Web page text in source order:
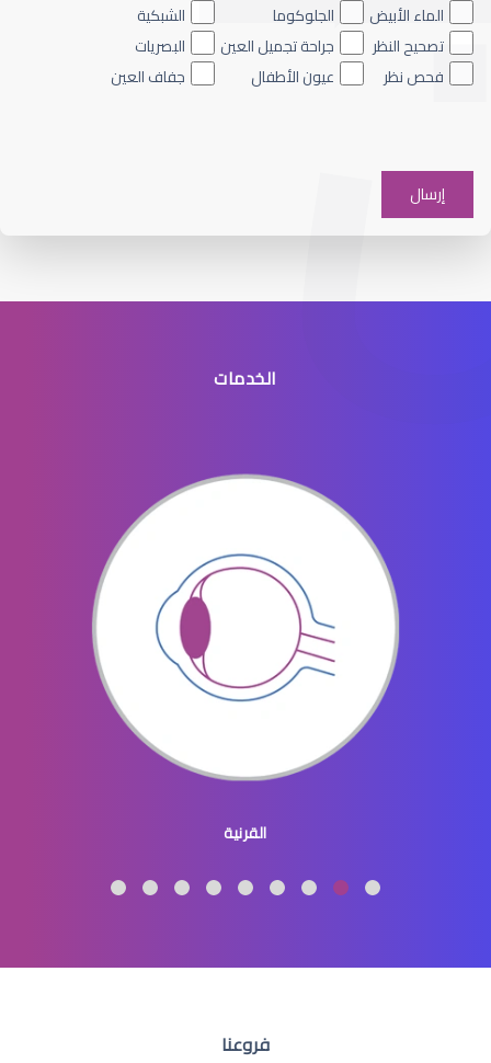
الماء الأبيض
الجلوكوما
الشبكية
تصحيح النظر
جراحة تجميل العين
البصريات
فحص نظر
عيون الأطفال جفاف العين
الخدمات
القرنية
فروعنا